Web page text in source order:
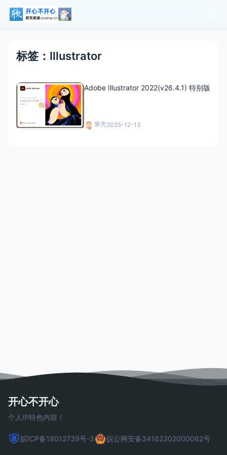
标签：Illustrator
Adobe Illustrator 2022(v26.4.1) 特别版
果壳2025-12-13
开心不开心
个人IP特色内容！
皖ICP备18012739号-3 皖公网安备34162302000062号